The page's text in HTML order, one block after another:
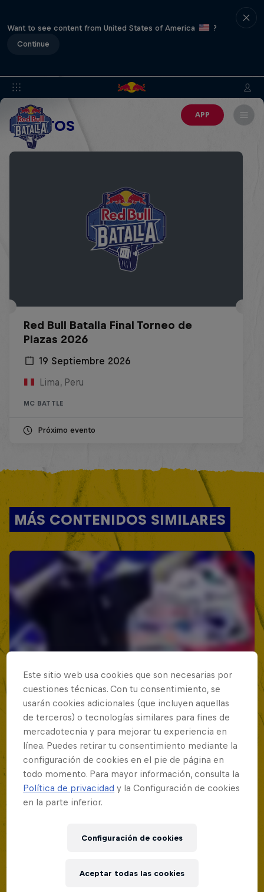
Want to see content from United States of America
?
Continue
APP
EVENTOS
Red Bull Batalla Final Torneo de
Plazas 2026
19 Septiembre 2026
Lima, Peru
MC BATTLE
Próximo evento
MÁS CONTENIDOS SIMILARES
Este sitio web usa cookies que son necesarias por
cuestiones técnicas. Con tu consentimiento, se
usarán cookies adicionales (que incluyen aquellas
de terceros) o tecnologías similares para fines de
mercadotecnia y para mejorar tu experiencia en
línea. Puedes retirar tu consentimiento mediante la
configuración de cookies en el pie de página en
todo momento. Para mayor información, consulta la
Política de privacidad y la Configuración de cookies
en la parte inferior.
Configuración de cookies
Aceptar todas las cookies